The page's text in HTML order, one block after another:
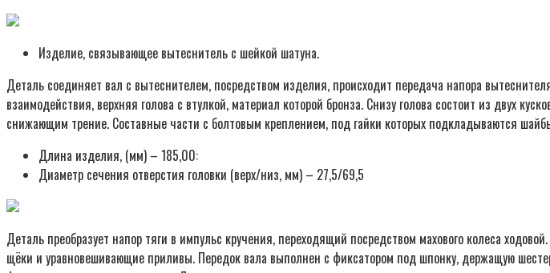
Изделие, связывающее вытеснитель с шейкой шатуна.
Деталь соединяет вал с вытеснителем, посредством изделия, происходит передача напора
взаимодействия, верхняя голова с втулкой, материал которой бронза. Снизу голова состоит из двух
снижающим трение. Составные части с болтовым креплением, под гайки которых подкладываются
Длина изделия, (мм) – 185,00:
Диаметр сечения отверстия головки (верх/низ, мм) – 27,5/69,5
Деталь преобразует напор тяги в импульс кручения, переходящий посредством махового колеса
щёки и уравновешивающие приливы. Передок вала выполнен с фиксатором под шпонку, держащую